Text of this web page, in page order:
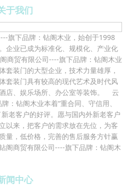
于我们
下品牌：钻阁木业，始创于1998
企业已成为标准化、规模化、产业化
商贸有限公司----旗下品牌：钻阁木业
套装门的大型企业，技术力量雄厚，
套装门具有较高的现代艺术及时代风
店、娱乐场所、办公室等装饰。 云
：钻阁木业本着“重合同、守信用、
老客户的好评。愿与国内外新老客户
以来，把客户的需求放在先位，为客
量，低价格，完善的售后服务方针赢
阁商贸有限公司----旗下品牌：钻阁木
闻中心